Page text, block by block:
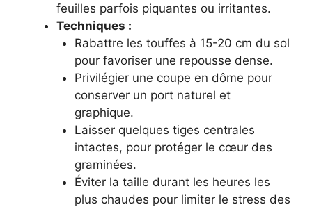
feuilles parfois piquantes ou irritantes.
Techniques :
Rabattre les touffes à 15-20 cm du sol
pour favoriser une repousse dense.
Privilégier une coupe en dôme pour
conserver un port naturel et
graphique.
Laisser quelques tiges centrales
intactes, pour protéger le cœur des
graminées.
Éviter la taille durant les heures les
plus chaudes pour limiter le stress des